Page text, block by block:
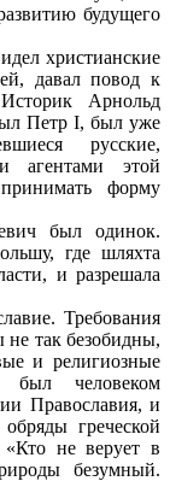
будущего
христианские
давал повод к
Арнольд
Петр I, был уже
русские,
агентами этой
форму
был одинок.
где шляхта
и разрешала
Требования
так безобидны,
и религиозные
был человеком
Православия, и
греческой
«Кто не верует в
безумный.